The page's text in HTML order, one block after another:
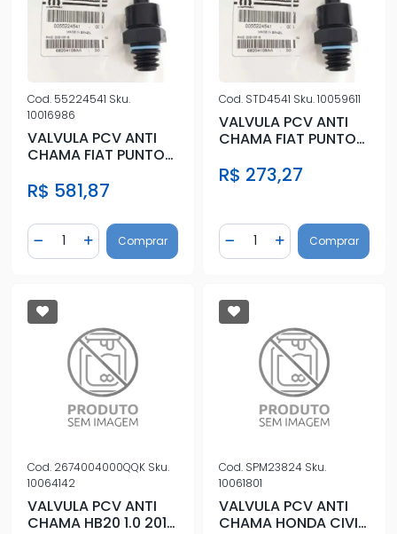
Cod. 55224541 Sku.
10016986
VALVULA PCV ANTI
CHAMA FIAT PUNTO
R$ 581,87
Diminuir Quantidade
Quantidade
Adicionar Quantidade
Comprar
Cod. STD4541 Sku.10059611
VALVULA PCV ANTI
CHAMA FIAT PUNTO
R$ 273,27
Diminuir Quantidade
Quantidade
AdicionarComprar
Cod. 2674004000QQK Sku.
10064142
VALVULA PCV ANTI
CHAMA HB20 1.0 2012
Cod. SPM23824 Sku.
10061801
VALVULA PCV ANTI
CHAMA HONDA CIVIC